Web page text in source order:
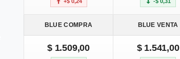
BLUE COMPRA BLUE VENTA
$ 1.509,00 $ 1.541,00